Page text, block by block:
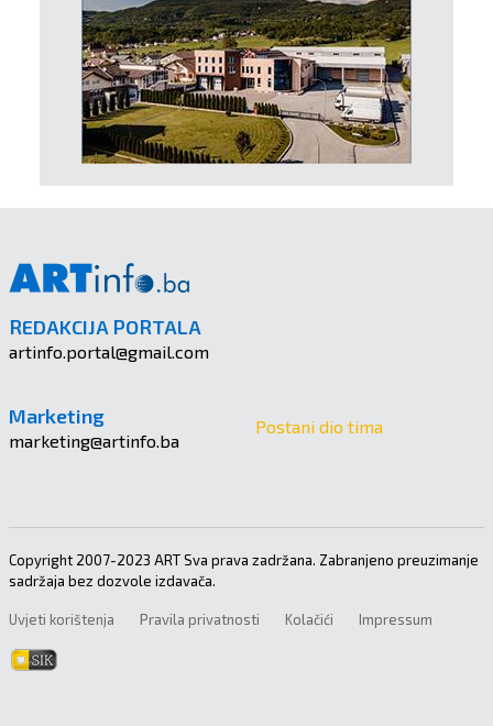
REDAKCIJA PORTALA
artinfo.portal@gmail.com
Marketing
marketing@artinfo.ba
Postani dio tima
Copyright 2007-2023 ART Sva prava zadržana. Zabranjeno preuzimanje
sadržaja bez dozvole izdavača.
Uvjeti korištenja Pravila privatnosti Kolačići Impressum